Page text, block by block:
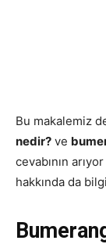
Bu makalemiz
nedir? ve
cevabının
hakkında da